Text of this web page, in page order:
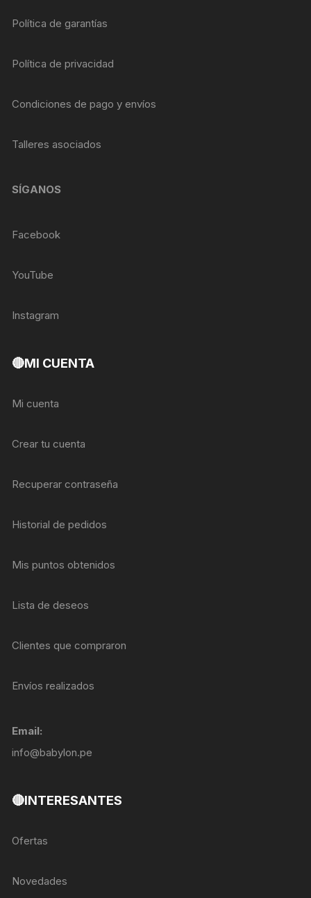
Política de garantías
Política de privacidad
Condiciones de pago y envíos
Talleres asociados
SÍGANOS
Facebook
YouTube
Instagram
🔴MI CUENTA
Mi cuenta
Crear tu cuenta
Recuperar contraseña
Historial de pedidos
Mis puntos obtenidos
Lista de deseos
Clientes que compraron
Envíos realizados
Email:
info@babylon.pe
🔴INTERESANTES
Ofertas
Novedades